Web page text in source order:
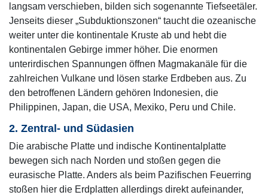
langsam verschieben, bilden sich sogenannte Tiefseetäler.
Jenseits dieser „Subduktionszonen“ taucht die ozeanische
weiter unter die kontinentale Kruste ab und hebt die
kontinentalen Gebirge immer höher. Die enormen
unterirdischen Spannungen öffnen Magmakanäle für die
zahlreichen Vulkane und lösen starke Erdbeben aus. Zu
den betroffenen Ländern gehören Indonesien, die
Philippinen, Japan, die USA, Mexiko, Peru und Chile.
2. Zentral- und Südasien
Die arabische Platte und indische Kontinentalplatte
bewegen sich nach Norden und stoßen gegen die
eurasische Platte. Anders als beim Pazifischen Feuerring
stoßen hier die Erdplatten allerdings direkt aufeinander,